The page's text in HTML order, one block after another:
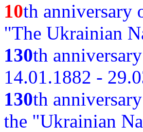
10th anniversary
"The Ukrainian
130th
14.01.1882 -
130th
the "Ukrainian